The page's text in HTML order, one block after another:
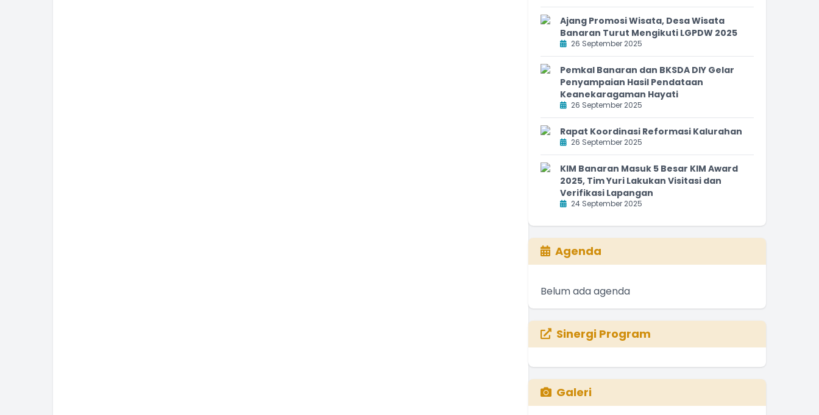
Ajang Promosi Wisata, Desa Wisata
Banaran Turut Mengikuti LGPDW 2025
26 September 2025
Pemkal Banaran dan BKSDA DIY Gelar
Penyampaian Hasil Pendataan
Keanekaragaman Hayati
26 September 2025
Rapat Koordinasi Reformasi Kalurahan
26 September 2025
KIM Banaran Masuk 5 Besar KIM Award
2025, Tim Yuri Lakukan Visitasi dan
Verifikasi Lapangan
24 September 2025
Agenda
Belum ada agenda
Sinergi Program
Galeri